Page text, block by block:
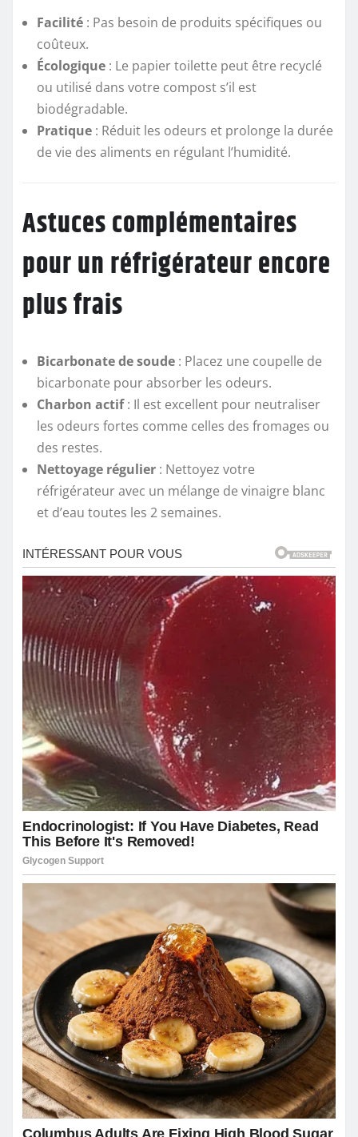
Facilité : Pas besoin de produits spécifiques ou
coûteux.
Écologique : Le papier toilette peut être recyclé
ou utilisé dans votre compost s’il est
biodégradable.
Pratique : Réduit les odeurs et prolonge la durée
de vie des aliments en régulant l’humidité.
Astuces complémentaires
pour un réfrigérateur encore
plus frais
Bicarbonate de soude : Placez une coupelle de
bicarbonate pour absorber les odeurs.
Charbon actif: Il est excellent pour neutraliser
les odeurs fortes comme celles des fromages ou
des restes.
Nettoyage régulier : Nettoyez votre
réfrigérateur avec un mélange de vinaigre blanc
et d’eau toutes les 2 semaines.